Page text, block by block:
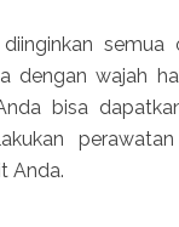
dengan wajah
bisa
Anda.